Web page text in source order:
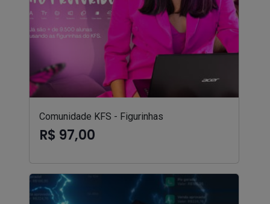
Comunidade KFS - Figurinhas
R$ 97,00